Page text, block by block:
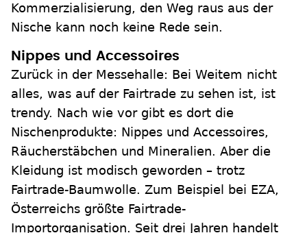
Kommerzialisierung, den Weg raus aus der
Nische kann noch keine Rede sein.
Nippes und Accessoires
Zurück in der Messehalle: Bei Weitem nicht
alles, was auf der Fairtrade zu sehen ist, ist
trendy. Nach wie vor gibt es dort die
Nischenprodukte: Nippes und Accessoires,
Räucherstäbchen und Mineralien. Aber die
Kleidung ist modisch geworden – trotz
Fairtrade-Baumwolle. Zum Beispiel bei EZA,
Österreichs größte Fairtrade-
Importorganisation. Seit drei Jahren handelt